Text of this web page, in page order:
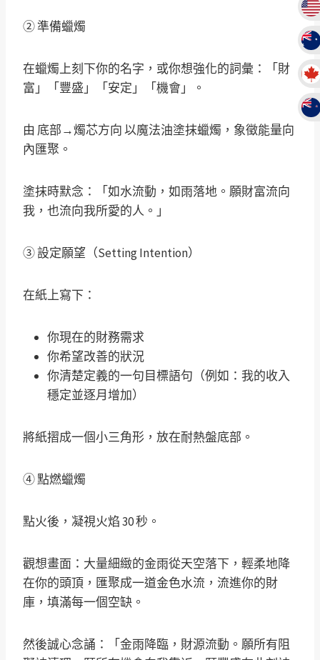
② 準備蠟燭
在蠟燭上刻下你的名字，或你想強化的詞彙：「財
富」「豐盛」「安定」「機會」。
由 底部→燭芯方向 以魔法油塗抹蠟燭，象徵能量向
內匯聚。
塗抹時默念：「如水流動，如雨落地。願財富流向
我，也流向我所愛的人。」
③ 設定願望（Setting Intention）
在紙上寫下：
你現在的財務需求
你希望改善的狀況
你清楚定義的一句目標語句（例如：我的收入
穩定並逐月增加）
將紙摺成一個小三角形，放在耐熱盤底部。
④ 點燃蠟燭
點火後，凝視火焰 30 秒。
觀想畫面：大量細緻的金雨從天空落下，輕柔地降
在你的頭頂，匯聚成一道金色水流，流進你的財
庫，填滿每一個空缺。
然後誠心念誦：「金雨降臨，財源流動。願所有阻